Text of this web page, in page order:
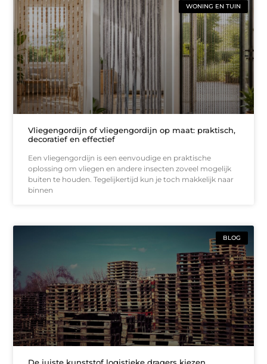
WONING EN TUIN
Vliegengordijn of vliegengordijn op maat: praktisch,
decoratief en effectief
Een vliegengordijn is een eenvoudige en praktische
oplossing om vliegen en andere insecten zoveel mogelijk
buiten te houden. Tegelijkertijd kun je toch makkelijk naar
binnen
BLOG